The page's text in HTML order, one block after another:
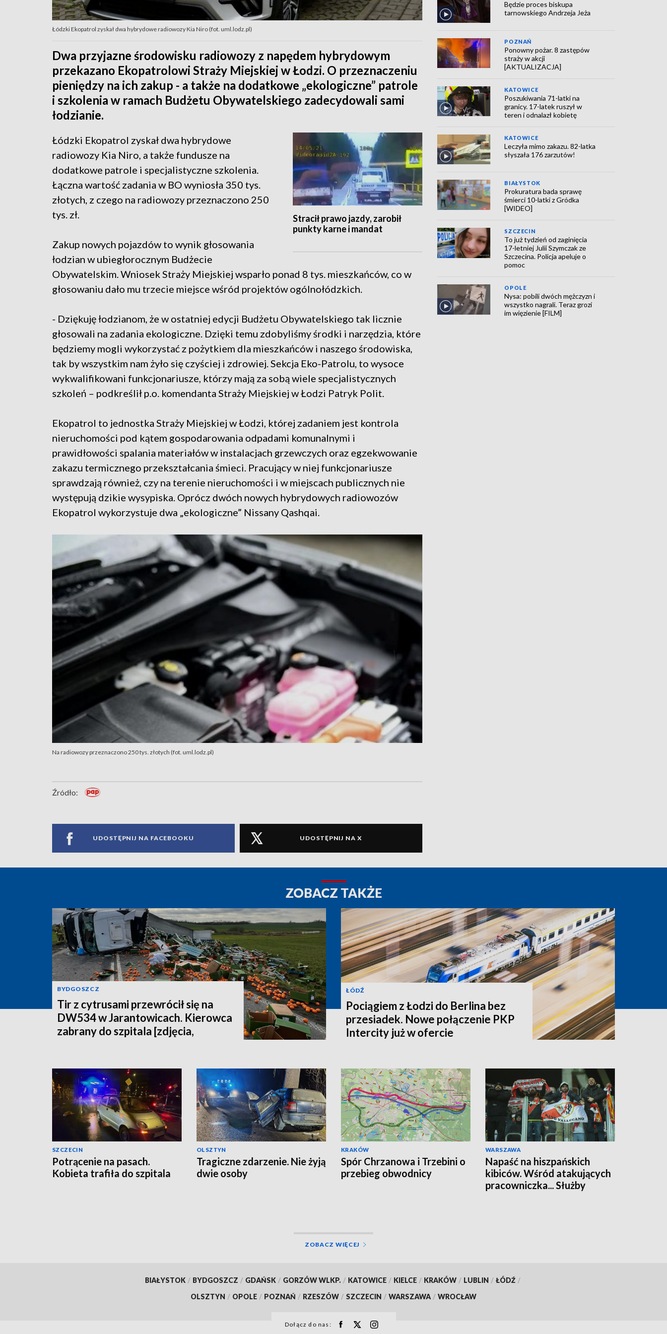
Łódzki Ekopatrol zyskał dwa hybrydowe radiowozy Kia Niro (fot. uml.lodz.pl)
Dwa przyjazne środowisku radiowozy z napędem hybrydowym
przekazano Ekopatrolowi Straży Miejskiej w Łodzi. O przeznaczeniu
pieniędzy na ich zakup - a także na dodatkowe „ekologiczne” patrole
i szkolenia w ramach Budżetu Obywatelskiego zadecydowali sami
łodzianie.
Stracił prawo jazdy, zarobił
punkty karne i mandat
Łódzki Ekopatrol zyskał dwa hybrydowe
radiowozy Kia Niro, a także fundusze na
dodatkowe patrole i specjalistyczne szkolenia.
Łączna wartość zadania w BO wyniosła 350 tys.
złotych, z czego na radiowozy przeznaczono 250
tys. zł.
Zakup nowych pojazdów to wynik głosowania
łodzian w ubiegłorocznym Budżecie
Obywatelskim. Wniosek Straży Miejskiej wsparło ponad 8 tys. mieszkańców, co w
głosowaniu dało mu trzecie miejsce wśród projektów ogólnołódzkich.
- Dziękuję łodzianom, że w ostatniej edycji Budżetu Obywatelskiego tak licznie
głosowali na zadania ekologiczne. Dzięki temu zdobyliśmy środki i narzędzia, które
będziemy mogli wykorzystać z pożytkiem dla mieszkańców i naszego środowiska,
tak by wszystkim nam żyło się czyściej i zdrowiej. Sekcja Eko-Patrolu, to wysoce
wykwalifikowani funkcjonariusze, którzy mają za sobą wiele specjalistycznych
szkoleń – podkreślił p.o. komendanta Straży Miejskiej w Łodzi Patryk Polit.
Ekopatrol to jednostka Straży Miejskiej w Łodzi, której zadaniem jest kontrola
nieruchomości pod kątem gospodarowania odpadami komunalnymi i
prawidłowości spalania materiałów w instalacjach grzewczych oraz egzekwowanie
zakazu termicznego przekształcania śmieci. Pracujący w niej funkcjonariusze
sprawdzają również, czy na terenie nieruchomości i w miejscach publicznych nie
występują dzikie wysypiska. Oprócz dwóch nowych hybrydowych radiowozów
Ekopatrol wykorzystuje dwa „ekologiczne” Nissany Qashqai.
Na radiowozy przeznaczono 250 tys. złotych (fot. uml.lodz.pl)
Źródło:
UDOSTĘPNIJ NA FACEBOOKU UDOSTĘPNIJ NA X
Będzie proces biskupa
tarnowskiego Andrzeja Jeża
POZNAŃ
Ponowny pożar. 8 zastępów
straży w akcji
[AKTUALIZACJA]
KATOWICE
Poszukiwania 71-latki na
granicy. 17-latek ruszył w
teren i odnalazł kobietę
KATOWICE
Leczyła mimo zakazu. 82-latka
słyszała 176 zarzutów!
BIAŁYSTOK
Prokuratura bada sprawę
śmierci 10-latki z Gródka
[WIDEO]
SZCZECIN
To już tydzień od zaginięcia
17-letniej Julii Szymczak ze
Szczecina. Policja apeluje o
pomoc
OPOLE
Nysa: pobili dwóch mężczyzn i
wszystko nagrali. Teraz grozi
im więzienie [FILM]
ZOBACZ TAKŻE
BYDGOSZCZ
Tir z cytrusami przewrócił się na
DW534 w Jarantowicach. Kierowca
zabrany do szpitala [zdjęcia,
ŁÓDŹ
Pociągiem z Łodzi do Berlina bez
przesiadek. Nowe połączenie PKP
Intercity już w ofercie
SZCZECIN
Potrącenie na pasach.
Kobieta trafiła do szpitala
OLSZTYN
Tragiczne zdarzenie. Nie żyją
dwie osoby
KRAKÓW
Spór Chrzanowa i Trzebini o
przebieg obwodnicy
WARSZAWA
Napaść na hiszpańskich
kibiców. Wśród atakujących
pracowniczka... Służby
ZOBACZ WIĘCEJ
BIAŁYSTOK / BYDGOSZCZ / GDAŃSK / GORZÓW WLKP. / KATOWICE / KIELCE / KRAKÓW / LUBLIN / ŁÓDŹ /
OLSZTYN / OPOLE / POZNAŃ / RZESZÓW / SZCZECIN / WARSZAWA / WROCŁAW
Dołącz do nas: